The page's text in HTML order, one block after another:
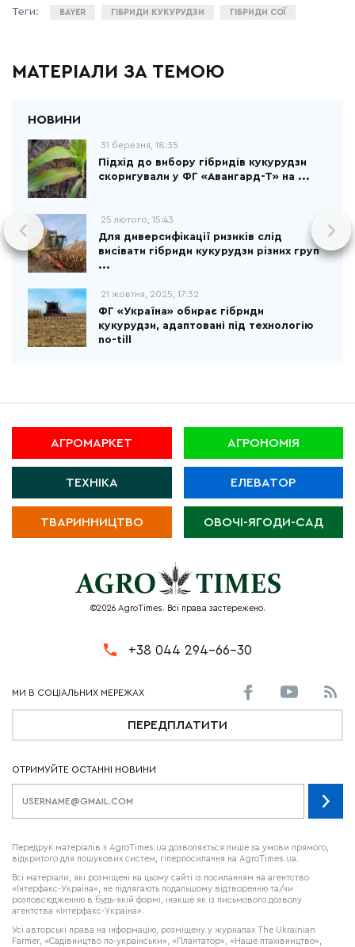
BAYER ГІБРИДИ КУКУРУДЗИ ГІБРИДИ СОЇ
МАТЕРІАЛИ ЗА ТЕМОЮ
31 березня, 18:35
Підхід до вибору гібридів кукурудзи
скоригували у ФГ «Авангард-Т» на ...
25 лютого, 15:43
Для диверсифікації ризиків слід
висівати гібриди кукурудзи різних груп
...
21 жовтня, 2025, 17:32
ФГ «Україна» обирає гібриди
кукурудзи, адаптовані під технологію
no-till
АГРОМАРКЕТ АГРОНОМІЯ
ТЕХНІКА ЕЛЕВАТОР
ТВАРИННИЦТВО ОВОЧІ-ЯГОДИ-САД
©2026 AgroTimes. Всі права застережено.
+38 044 294-66-30
ПЕРЕДПЛАТИТИ
ОТРИМУЙТЕ ОСТАННІ НОВИНИ
Передрук матеріалів з AgroTimes.ua дозволяється лише за умови прямого,
відкритого для пошукових систем, гіперпосилання на AgroTimes.ua.
Всі матеріали, які розміщені на цьому сайті із посиланням на агентство
«Інтерфакс-Україна», не підлягають подальшому відтворенню та/чи
розповсюдженню в будь-якій формі, інакше як із письмового дозволу
агентства «Інтерфакс-Україна».
Усі авторські права на інформацію, розміщену у журналах The Ukrainian
Farmer , «Садівництво по-українськи», «Плантатор», «Наше птахівництво»,